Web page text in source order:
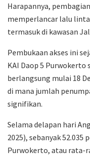
Harapannya,
memperlancar lalu
termasuk di kawasan
Pembukaan akses ini
KAI Daop 5 Purwokerto
berlangsung mulai 18
di mana jumlah
signifikan.
Selama delapan hari
2025), sebanyak
Purwokerto, atau rata-